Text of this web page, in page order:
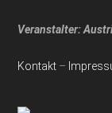
Veranstalter:
Kontakt –